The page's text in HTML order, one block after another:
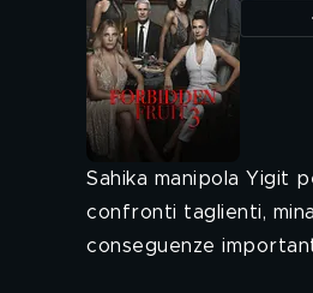
Sahika manipola Yigit
confronti taglienti,
conseguenze